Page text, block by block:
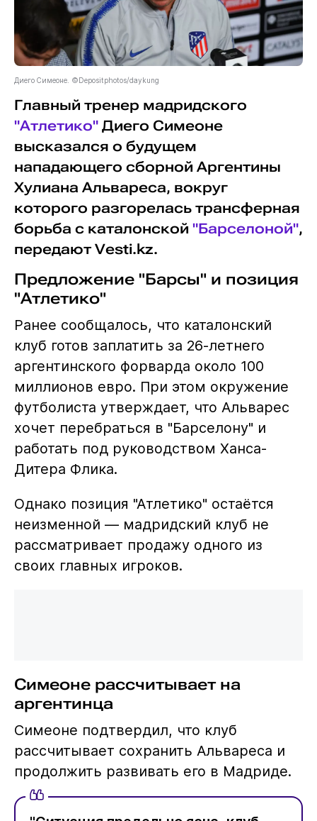
Диего Симеоне. ©Depositphotos/daykung
Главный тренер мадридского
"Атлетико"Диего Симеоне
высказался о будущем
нападающего сборной Аргентины
Хулиана Альвареса, вокруг
которого разгорелась трансферная
борьба с каталонской "Барселоной",
передают Vesti.kz.
Предложение "Барсы" и позиция
"Атлетико"
Ранее сообщалось, что каталонский
клуб готов заплатить за 26-летнего
аргентинского форварда около 100
миллионов евро. При этом окружение
футболиста утверждает, что Альварес
хочет перебраться в "Барселону" и
работать под руководством Ханса-
Дитера Флика.
Однако позиция "Атлетико" остаётся
неизменной — мадридский клуб не
рассматривает продажу одного из
своих главных игроков.
Симеоне рассчитывает на
аргентинца
Симеоне подтвердил, что клуб
рассчитывает сохранить Альвареса и
продолжить развивать его в Мадриде.